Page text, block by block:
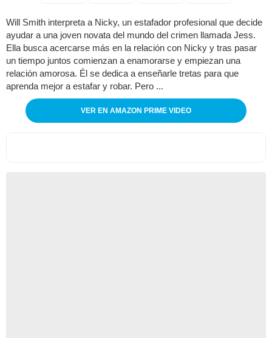
Will Smith interpreta a Nicky, un estafador profesional que decide
ayudar a una joven novata del mundo del crimen llamada Jess.
Ella busca acercarse más en la relación con Nicky y tras pasar
un tiempo juntos comienzan a enamorarse y empiezan una
relación amorosa. Él se dedica a enseñarle tretas para que
aprenda mejor a estafar y robar. Pero ...
VER EN AMAZON PRIME VIDEO